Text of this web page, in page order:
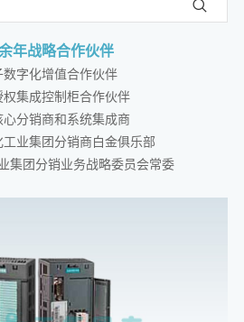
年战略合作伙伴
数字化增值合作伙伴
权集成控制柜合作伙伴
心分销商和系统集成商
业集团分销商白金俱乐部
集团分销业务战略委员会常委